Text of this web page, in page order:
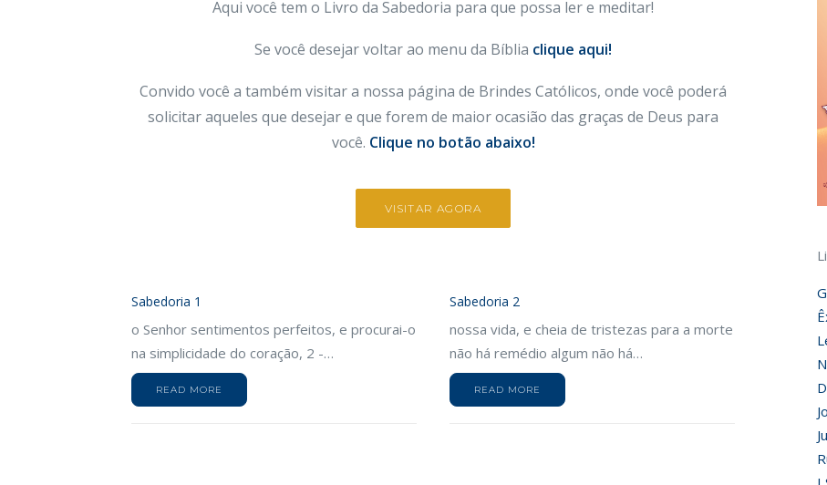
Aqui você tem o Livro da Sabedoria para que possa ler e meditar!
Se você desejar voltar ao menu da Bíblia clique aqui!
Convido você a também visitar a nossa página de Brindes Católicos, onde você poderá
solicitar aqueles que desejar e que forem de maior ocasião das graças de Deus para
você. Clique no botão abaixo!
VISITAR AGORA
Sabedoria 1
o Senhor sentimentos perfeitos, e procurai-o
na simplicidade do coração, 2 -…
READ MORE
Sabedoria 2
nossa vida, e cheia de tristezas para a morte
não há remédio algum não há…
READ MORE